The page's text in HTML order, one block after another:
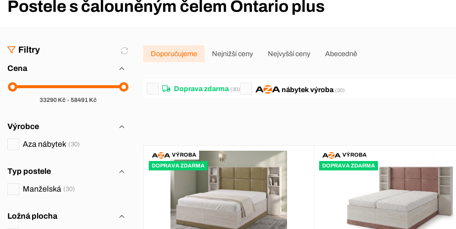
Postele s čalouněným čelem Ontario plus
Filtry
Cena
33290Kč - 58491Kč
Výrobce
Aza nábytek 30
Typ postele
Manželská 30
Ložná plocha
Doporučujeme Nejnižší ceny Nejvyšší ceny Abecedně
Doprava zdarma (30) nábytekvýroba (30)
VÝROBA
DOPRAVA ZDARMA
VÝROBA
DOPRAVA ZDARMA